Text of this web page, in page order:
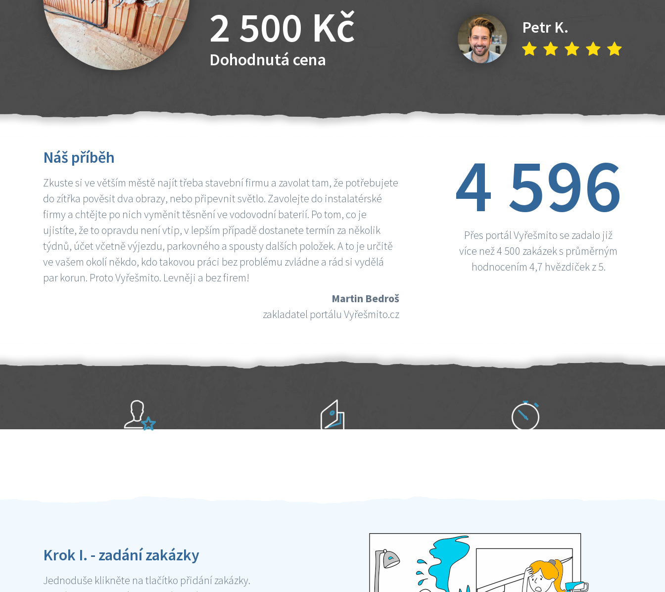
2 500 Kč
Dohodnutá cena
Petr K.
Náš příběh
Zkuste si ve větším městě najít třeba stavební firmu a zavolat tam, že potřebujete
do zítřka pověsit dva obrazy, nebo připevnit světlo. Zavolejte do instalatérské
firmy a chtějte po nich vyměnit těsnění ve vodovodní baterií. Po tom, co je
ujistíte, že to opravdu není vtip, v lepším případě dostanete termín za několik
týdnů, účet včetně výjezdu, parkovného a spousty dalších položek. A to je určitě
ve vašem okolí někdo, kdo takovou práci bez problému zvládne a rád si vydělá
par korun. Proto Vyřešmito. Levněji a bez firem!
Martin Bedroš
zakladatel portálu Vyřešmito.cz
4 596
Přes portál Vyřešmito se zadalo již
více než 4 500 zakázek s průměrným
hodnocením 4,7 hvězdiček z 5.
Krok I. - zadání zakázky
Jednoduše klikněte na tlačítko přidání zakázky.